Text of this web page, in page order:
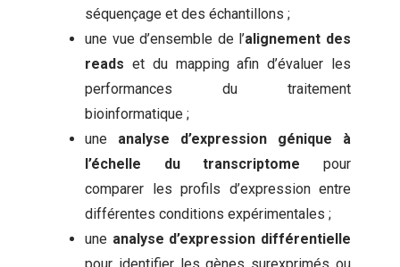
séquençage et des échantillons ;
une vue d’ensemble de l’alignement des
reads et du mapping afin d’évaluer les
performances du traitement
bioinformatique ;
une analyse d’expression génique à
l’échelle du transcriptome pour
comparer les profils d’expression entre
différentes conditions expérimentales ;
une analyse d’expression différentielle
pour identifier les gènes surexprimés ou